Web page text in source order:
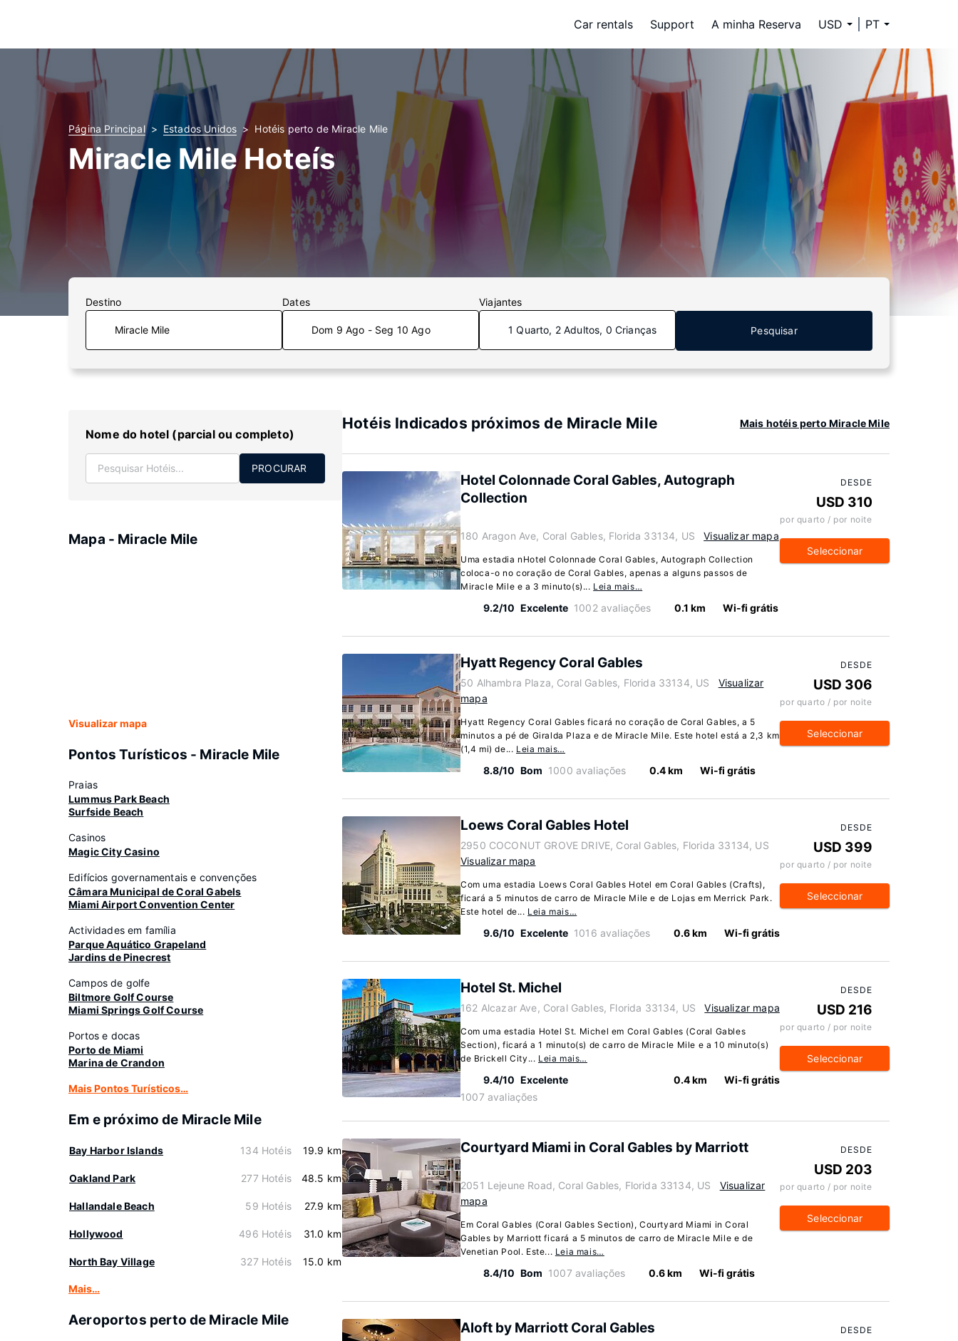
Car rentals Support A minha Reserva USD PT
Página Principal Estados Unidos Hotéis perto de Miracle Mile
Miracle Mile Hoteís
Destino Dates
Dom 9 Ago - Seg 10 Ago
Viajantes
1 Quarto, 2 Adultos, 0 Crianças Pesquisar
Nome do hotel (parcial ou completo)
PROCURAR
Mapa - Miracle Mile
Visualizar mapa
Pontos Turísticos - Miracle Mile
Praias
Lummus Park Beach
Surfside Beach
Casinos
Magic City Casino
Edifícios governamentais e convenções
Câmara Municipal de Coral Gabels
Miami Airport Convention Center
Actividades em família
Parque Aquático Grapeland
Jardins de Pinecrest
Campos de golfe
Biltmore Golf Course
Miami Springs Golf Course
Portos e docas
Porto de Miami
Marina de Crandon
Mais Pontos Turísticos…
Em e próximo de Miracle Mile
Bay Harbor Islands 134 Hotéis 19.9 km
Oakland Park 277 Hotéis 48.5 km
Hallandale Beach 59 Hotéis 27.9 km
Hollywood 496 Hotéis 31.0 km
North Bay Village 327 Hotéis 15.0 km
Mais…
Aeroportos perto de Miracle Mile
Hotéis Indicados próximos de Miracle Mile Mais hotéis perto Miracle Mile
Hotel Colonnade Coral Gables, Autograph
Collection
180 Aragon Ave, Coral Gables, Florida 33134, US Visualizar mapa
Uma estadia nHotel Colonnade Coral Gables, Autograph Collection
coloca-o no coração de Coral Gables, apenas a alguns passos de
Miracle Mile e a 3 minuto(s)... Leia mais…
9.2/10 Excelente 1002 avaliações 0.1 km Wi-fi grátis
DESDE
USD 310
por quarto / por noite
Seleccionar
Hyatt Regency Coral Gables
50 Alhambra Plaza, Coral Gables, Florida 33134, US
Visualizar
mapa
Hyatt Regency Coral Gables ficará no coração de Coral Gables, a 5
minutos a pé de Giralda Plaza e de Miracle Mile. Este hotel está a 2,3 km
(1,4 mi) de... Leia mais…
8.8/10 Bom 1000 avaliações 0.4 km Wi-fi grátis
DESDE
USD 306
por quarto / por noite
Seleccionar
Loews Coral Gables Hotel
2950 COCONUT GROVE DRIVE, Coral Gables, Florida 33134, US
Visualizar mapa
Com uma estadia Loews Coral Gables Hotel em Coral Gables (Crafts),
ficará a 5 minutos de carro de Miracle Mile e de Lojas em Merrick Park.
Este hotel de... Leia mais…
9.6/10 Excelente 1016 avaliações 0.6 km Wi-fi grátis
DESDE
USD 399
por quarto / por noite
Seleccionar
Hotel St. Michel
162 Alcazar Ave, Coral Gables, Florida 33134, US Visualizar mapa
Com uma estadia Hotel St. Michel em Coral Gables (Coral Gables
Section), ficará a 1 minuto(s) de carro de Miracle Mile e a 10 minuto(s)
de Brickell City... Leia mais…
9.4/10 Excelente
1007 avaliações
0.4 km Wi-fi grátis
DESDE
USD 216
por quarto / por noite
Seleccionar
Courtyard Miami in Coral Gables by Marriott
2051 Lejeune Road, Coral Gables, Florida 33134, US
Visualizar
mapa
Em Coral Gables (Coral Gables Section), Courtyard Miami in Coral
Gables by Marriott ficará a 5 minutos de carro de Miracle Mile e de
Venetian Pool. Este... Leia mais…
8.4/10 Bom 1007 avaliações 0.6 km Wi-fi grátis
DESDE
USD 203
por quarto / por noite
Seleccionar
Aloft by Marriott Coral Gables DESDE